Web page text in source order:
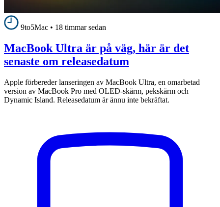
9to5Mac • 18 timmar sedan
MacBook Ultra är på väg, här är det
senaste om releasedatum
Apple förbereder lanseringen av MacBook Ultra, en omarbetad
version av MacBook Pro med OLED-skärm, pekskärm och
Dynamic Island. Releasedatum är ännu inte bekräftat.